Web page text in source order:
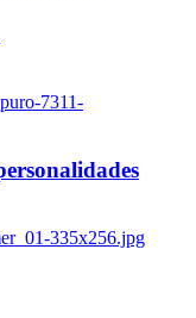
7311-
335x256.jpg